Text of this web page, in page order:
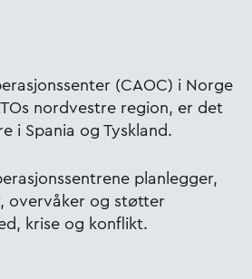
(CAOC) i Norge
nordvestre region, er det
i Spania og Tyskland.
planlegger,
overvåker og støtter
krise og konflikt.